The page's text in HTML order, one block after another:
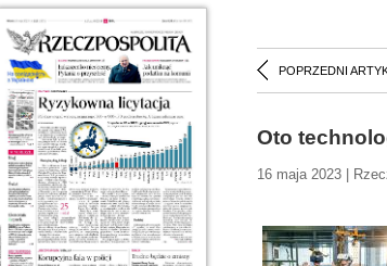
POPRZEDNI
Oto
16 maja 2023 |